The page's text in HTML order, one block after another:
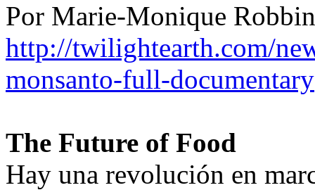
Por Marie-Monique
http://twilightearth.com/
monsanto-full-documentary
The Future of Food
Hay una revolución en